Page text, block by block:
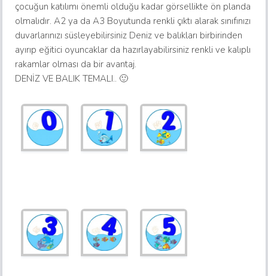
çocuğun katılımı önemli olduğu kadar görsellikte ön planda
olmalıdır. A2 ya da A3 Boyutunda renkli çıktı alarak sınıfınızı
duvarlarınızı süsleyebilirsiniz Deniz ve balıkları birbirinden
ayırıp eğitici oyuncaklar da hazırlayabilirsiniz renkli ve kalıplı
rakamlar olması da bir avantaj.
DENİZ VE BALIK TEMALI.. 🙂